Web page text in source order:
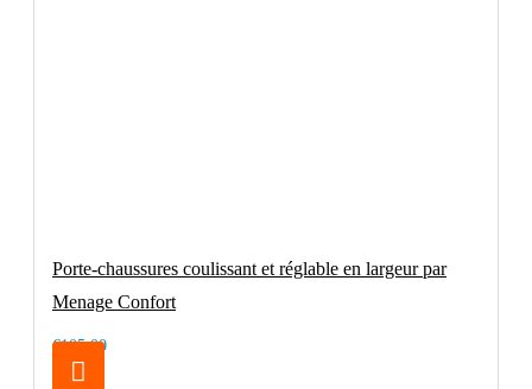
Porte-chaussures coulissant et réglable en largeur par
Menage Confort
€105.00